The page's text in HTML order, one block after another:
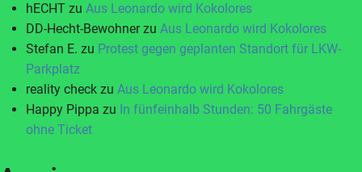
hECHT zu Aus Leonardo wird Kokolores
DD-Hecht-Bewohnerzu Aus Leonardo wird Kokolores
Stefan E. zu Protest gegen geplanten Standort für LKW-
Parkplatz
reality check zu Aus Leonardo wird Kokolores
Happy Pippa zu In fünfeinhalb Stunden: 50 Fahrgäste
ohne Ticket